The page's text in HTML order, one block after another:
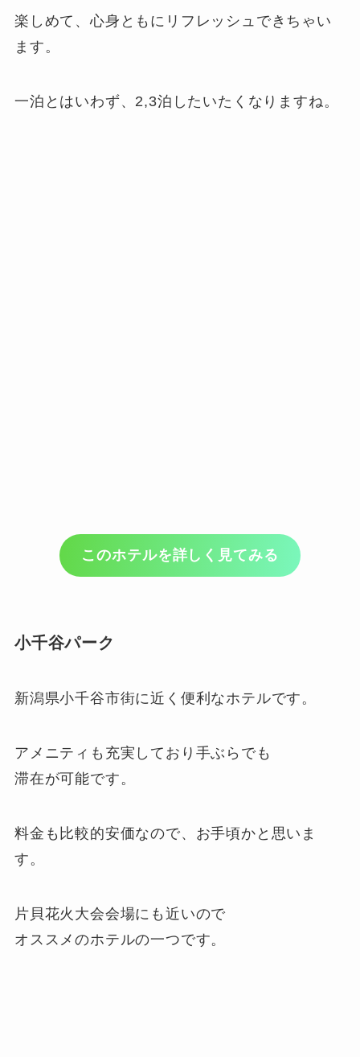
楽しめて、心身ともにリフレッシュできちゃい
ます。
一泊とはいわず、2,3泊したいたくなりますね。
このホテルを詳しく見てみる
小千谷パーク
新潟県小千谷市街に近く便利なホテルです。
アメニティも充実しており手ぶらでも
滞在が可能です。
料金も比較的安価なので、お手頃かと思いま
す。
片貝花火大会会場にも近いので
オススメのホテルの一つです。